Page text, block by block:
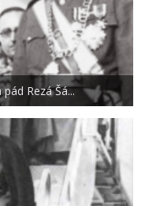
Rezá Šá...